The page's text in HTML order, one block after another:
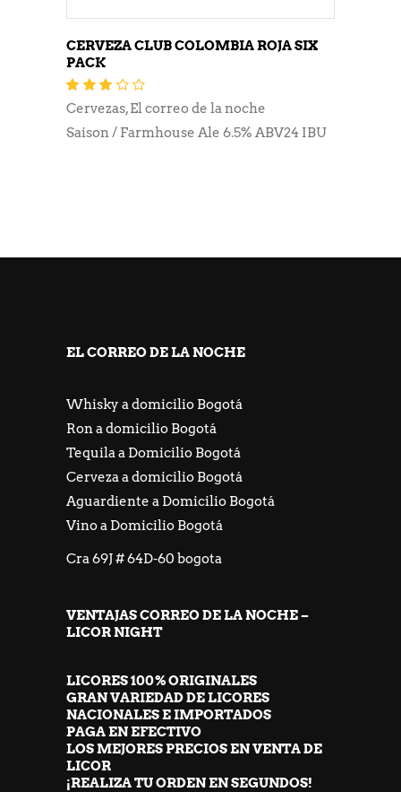
CERVEZA CLUB COLOMBIA ROJA SIX
PACK
de 5
Cervezas,El correo de la noche
Saison / Farmhouse Ale 6.5% ABV24 IBU
EL CORREO DE LA NOCHE
Whisky a domicilio Bogotá
Ron a domicilio Bogotá
Tequila a Domicilio Bogotá
Cerveza a domicilio Bogotá
Aguardiente a Domicilio Bogotá
Vino a Domicilio Bogotá
Cra 69J # 64D-60 bogota
VENTAJAS CORREO DE LA NOCHE –
LICOR NIGHT
LICORES 100% ORIGINALES
GRAN VARIEDAD DE LICORES
NACIONALES E IMPORTADOS
PAGA EN EFECTIVO
LOS MEJORES PRECIOS EN VENTA DE
LICOR
¡REALIZA TU ORDEN EN SEGUNDOS!